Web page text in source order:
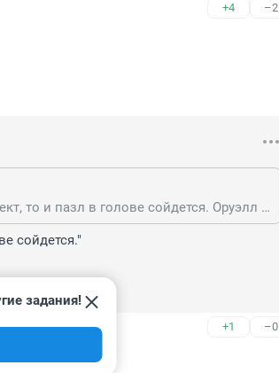
+4 –2
Книги нужно читать. А если есть интеллект, то и пазл в голове сойдется. Оруэлл об этом много писал, почитай.
сойдется."
+1 –0
задания!